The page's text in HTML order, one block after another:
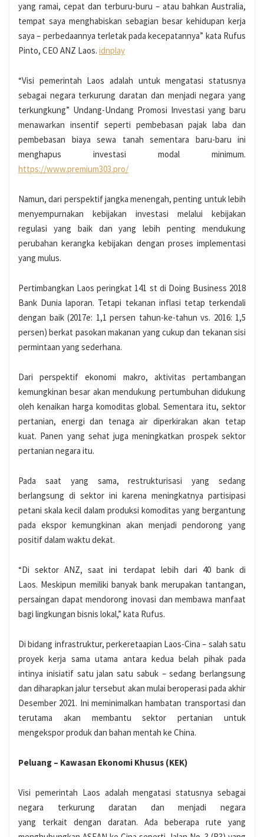
yang ramai, cepat dan terburu-buru – atau bahkan Australia,
tempat saya menghabiskan sebagian besar kehidupan kerja
saya – perbedaannya terletak pada kecepatannya” kata Rufus
Pinto, CEO ANZ Laos. idnplay
“Visi pemerintah Laos adalah untuk mengatasi statusnya
sebagai negara terkurung daratan dan menjadi negara yang
terkungkung” Undang-Undang Promosi Investasi yang baru
menawarkan insentif seperti pembebasan pajak laba dan
pembebasan biaya sewa tanah sementara baru-baru ini
menghapus investasi modal minimum.
https://www.premium303.pro/
Namun, dari perspektif jangka menengah, penting untuk lebih
menyempurnakan kebijakan investasi melalui kebijakan
regulasi yang baik dan yang lebih penting mendukung
perubahan kerangka kebijakan dengan proses implementasi
yang mulus.
Pertimbangkan Laos peringkat 141 st di Doing Business 2018
Bank Dunia laporan. Tetapi tekanan inflasi tetap terkendali
dengan baik (2017e: 1,1 persen tahun-ke-tahun vs. 2016: 1,5
persen) berkat pasokan makanan yang cukup dan tekanan sisi
permintaan yang sederhana.
Dari perspektif ekonomi makro, aktivitas pertambangan
kemungkinan besar akan mendukung pertumbuhan didukung
oleh kenaikan harga komoditas global. Sementara itu, sektor
pertanian, energi dan tenaga air diperkirakan akan tetap
kuat. Panen yang sehat juga meningkatkan prospek sektor
pertanian negara itu.
Pada saat yang sama, restrukturisasi yang sedang
berlangsung di sektor ini karena meningkatnya partisipasi
petani skala kecil dalam produksi komoditas yang bergantung
pada ekspor kemungkinan akan menjadi pendorong yang
positif dalam waktu dekat.
“Di sektor ANZ, saat ini terdapat lebih dari 40 bank di
Laos. Meskipun memiliki banyak bank merupakan tantangan,
persaingan dapat mendorong inovasi dan membawa manfaat
bagi lingkungan bisnis lokal,” kata Rufus.
Di bidang infrastruktur, perkeretaapian Laos-Cina – salah satu
proyek kerja sama utama antara kedua belah pihak pada
intinya inisiatif satu jalan satu sabuk – sedang berlangsung
dan diharapkan jalur tersebut akan mulai beroperasi pada akhir
Desember 2021. Ini meminimalkan hambatan transportasi dan
terutama akan membantu sektor pertanian untuk
mengekspor produk dan bahan mentah ke China.
Peluang – Kawasan Ekonomi Khusus (KEK)
Visi pemerintah Laos adalah mengatasi statusnya sebagai
negara terkurung daratan dan menjadi negara
yang terkait dengan daratan. Ada beberapa rute yang